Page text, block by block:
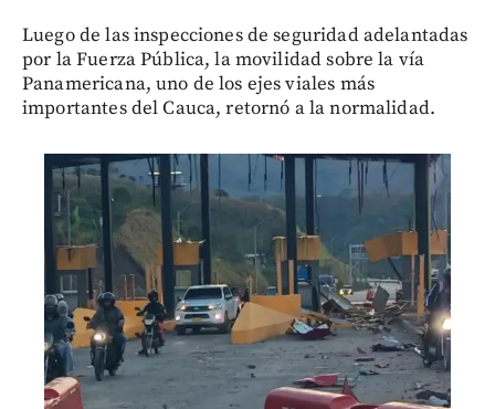
Luego de las inspecciones de seguridad adelantadas
por la Fuerza Pública, la movilidad sobre la vía
Panamericana, uno de los ejes viales más
importantes del Cauca, retornó a la normalidad.